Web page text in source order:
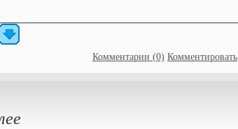
Комментарии (0) Комментировать